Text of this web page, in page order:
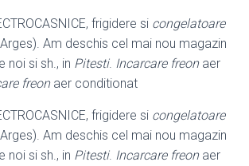
frigidere si congelatoare
Am deschis cel mai nou magazin
noi si sh., in Pitesti. Incarcare freonaer
freonaer conditionat
frigidere si congelatoare
Am deschis cel mai nou magazin
noi si sh., in Pitesti. Incarcare freonaer